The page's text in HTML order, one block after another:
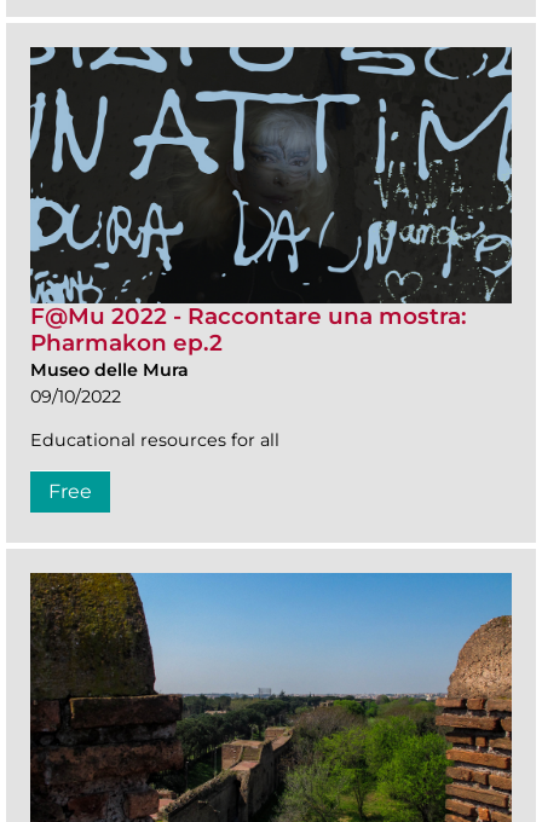
F@Mu 2022 - Raccontare una mostra:
Pharmakon ep.2
Museo delle Mura
09/10/2022
Educational resources for all
Free